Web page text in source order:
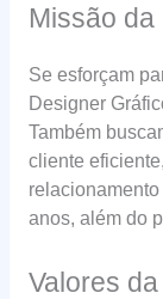
Missão
Se esforçam
Designer
Também
cliente
anos, além do
Valores